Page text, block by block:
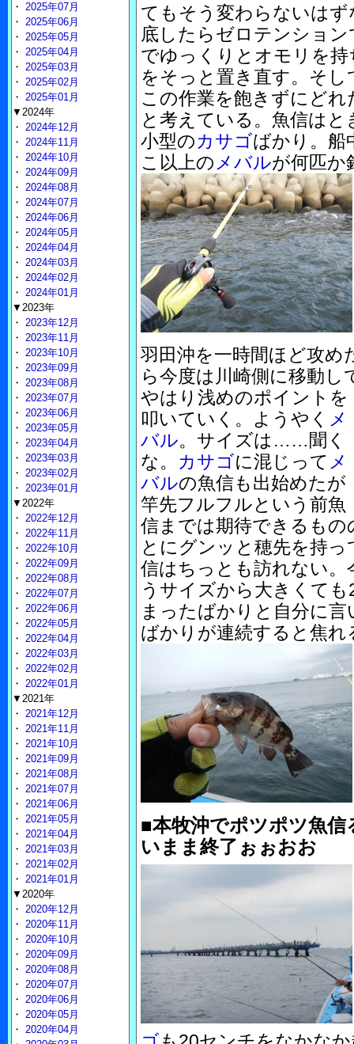
てもそう変わらないは
底したらゼロテンショ
でゆっくりとオモリを
をそっと置き直す。そし
この作業を飽きずにど
と考えている。魚信は
小型のカサゴばかり。船
こ以上の メバルが何匹
羽田沖を一時間ほど攻め
ら今度は川崎側に移動し
やはり浅めのポイントを
叩いていく。ようやく メ
バル。サイズは……聞く
な。
カサゴに混じって メ
バルの魚信も出始めたが
竿先フルフルという前魚
信までは期待できるも
とにグンッと穂先を持っ
信はちっとも訪れない
うサイズから大きくて
まったばかりと自分に
ばかりが連続すると焦れ
■本牧沖でポツポツ魚
いまま終了ぉぉおお
・ 2025年07月
・ 2025年06月
・ 2025年05月
・ 2025年04月
・ 2025年03月
・ 2025年02月
・ 2025年01月
▼2024年
・ 2024年12月
・ 2024年11月
・ 2024年10月
・ 2024年09月
・ 2024年08月
・ 2024年07月
・ 2024年06月
・ 2024年05月
・ 2024年04月
・ 2024年03月
・ 2024年02月
・ 2024年01月
▼2023年
・ 2023年12月
・ 2023年11月
・ 2023年10月
・ 2023年09月
・ 2023年08月
・ 2023年07月
・ 2023年06月
・ 2023年05月
・ 2023年04月
・ 2023年03月
・ 2023年02月
・ 2023年01月
▼2022年
・ 2022年12月
・ 2022年11月
・ 2022年10月
・ 2022年09月
・ 2022年08月
・ 2022年07月
・ 2022年06月
・ 2022年05月
・ 2022年04月
・ 2022年03月
・ 2022年02月
・ 2022年01月
▼2021年
・ 2021年12月
・ 2021年11月
・ 2021年10月
・ 2021年09月
・ 2021年08月
・ 2021年07月
・ 2021年06月
・ 2021年05月
・ 2021年04月
・ 2021年03月
・ 2021年02月
・ 2021年01月
▼2020年
・ 2020年12月
・ 2020年11月
・ 2020年10月
・ 2020年09月
・ 2020年08月
・ 2020年07月
・ 2020年06月
・ 2020年05月
・ 2020年04月